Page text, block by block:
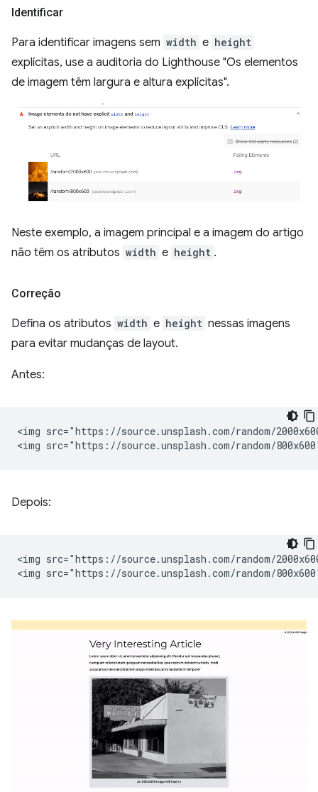
Identificar
Para identificar imagens sem width e height
explícitas, use a auditoria do Lighthouse "Os elementos
de imagem têm largura e altura explícitas".
Neste exemplo, a imagem principal e a imagem do artigo
não têm os atributos width e height .
Correção
Defina os atributos width e height nessas imagens
para evitar mudanças de layout.
Antes:
<img src="https://source.unsplash.com/random/
Depois:
<img src="https://source.unsplash.com/random/